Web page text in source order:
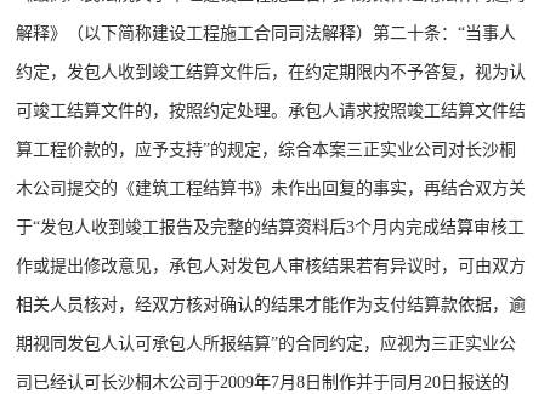
解释》（以下简称建设工程施工合同司法解释）第二十条：“当事人
约定，发包人收到竣工结算文件后，在约定期限内不予答复，视为认
可竣工结算文件的，按照约定处理。承包人请求按照竣工结算文件结
算工程价款的，应予支持”的规定，综合本案三正实业公司对长沙桐
木公司提交的《建筑工程结算书》未作出回复的事实，再结合双方关
于“发包人收到竣工报告及完整的结算资料后3个月内完成结算审核工
作或提出修改意见，承包人对发包人审核结果若有异议时，可由双方
相关人员核对，经双方核对确认的结果才能作为支付结算款依据，逾
期视同发包人认可承包人所报结算”的合同约定，应视为三正实业公
司已经认可长沙桐木公司于2009年7月8日制作并于同月20日报送的